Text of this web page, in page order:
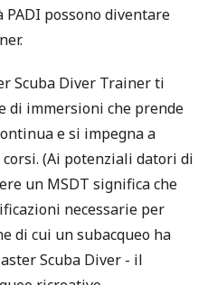
possono diventare
Scuba Diver Trainer ti
di immersioni che prende
e si impegna a
(Ai potenziali datori di
un MSDT significa che
necessarie per
di cui un subacqueo ha
Scuba Diver - il